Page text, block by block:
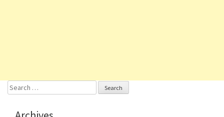
Search